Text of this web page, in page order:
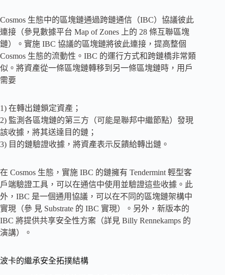
Cosmos 生態中的區塊鏈通過跨鏈通信（IBC）協議彼此
連接（參見數據平台 Map of Zones 上的 28 條互聯區塊
鏈）。實施 IBC 協議的區塊鏈將彼此連接，提高整個
Cosmos 生態的流動性。IBC 的運行方式和跨鏈橋非常類
似。將資產從一條區塊鏈轉移到另一條區塊鏈時，用戶
需要
1) 在轉出鏈鎖定資產；
2) 監測各區塊鏈的第三方（可能是聯邦中繼節點）發現
該收據，將其送達目的鏈；
3) 目的鏈驗證收據，將資產表示反饋給轉出鏈。
在 Cosmos 生態，實施 IBC 的鏈擁有 Tendermint 輕型客
戶端驗證工具，可以在通信中使用並驗證這些收據。此
外，IBC 是一個通用協議，可以在不同的區塊鏈架構中
實現（參 見 Substrate 的 IBC 實現）。另外，新版本的
IBC 將提供共享安全性方案（詳見 Billy Rennekamps 的
演講）。
波卡的繼承安全拓撲結構